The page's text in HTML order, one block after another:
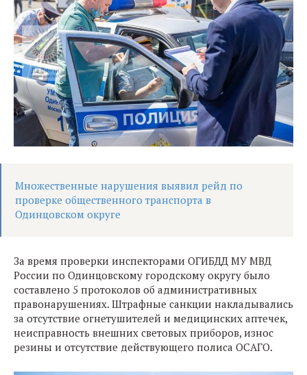
Множественные нарушения выявил рейд по
проверке общественного транспорта в
Одинцовском округе
За время проверки инспекторами ОГИБДД МУ МВД
России по Одинцовскому городскому округу было
составлено 5 протоколов об административных
правонарушениях. Штрафные санкции накладывались
за отсутствие огнетушителей и медицинских аптечек,
неисправность внешних световых приборов, износ
резины и отсутствие действующего полиса ОСАГО.